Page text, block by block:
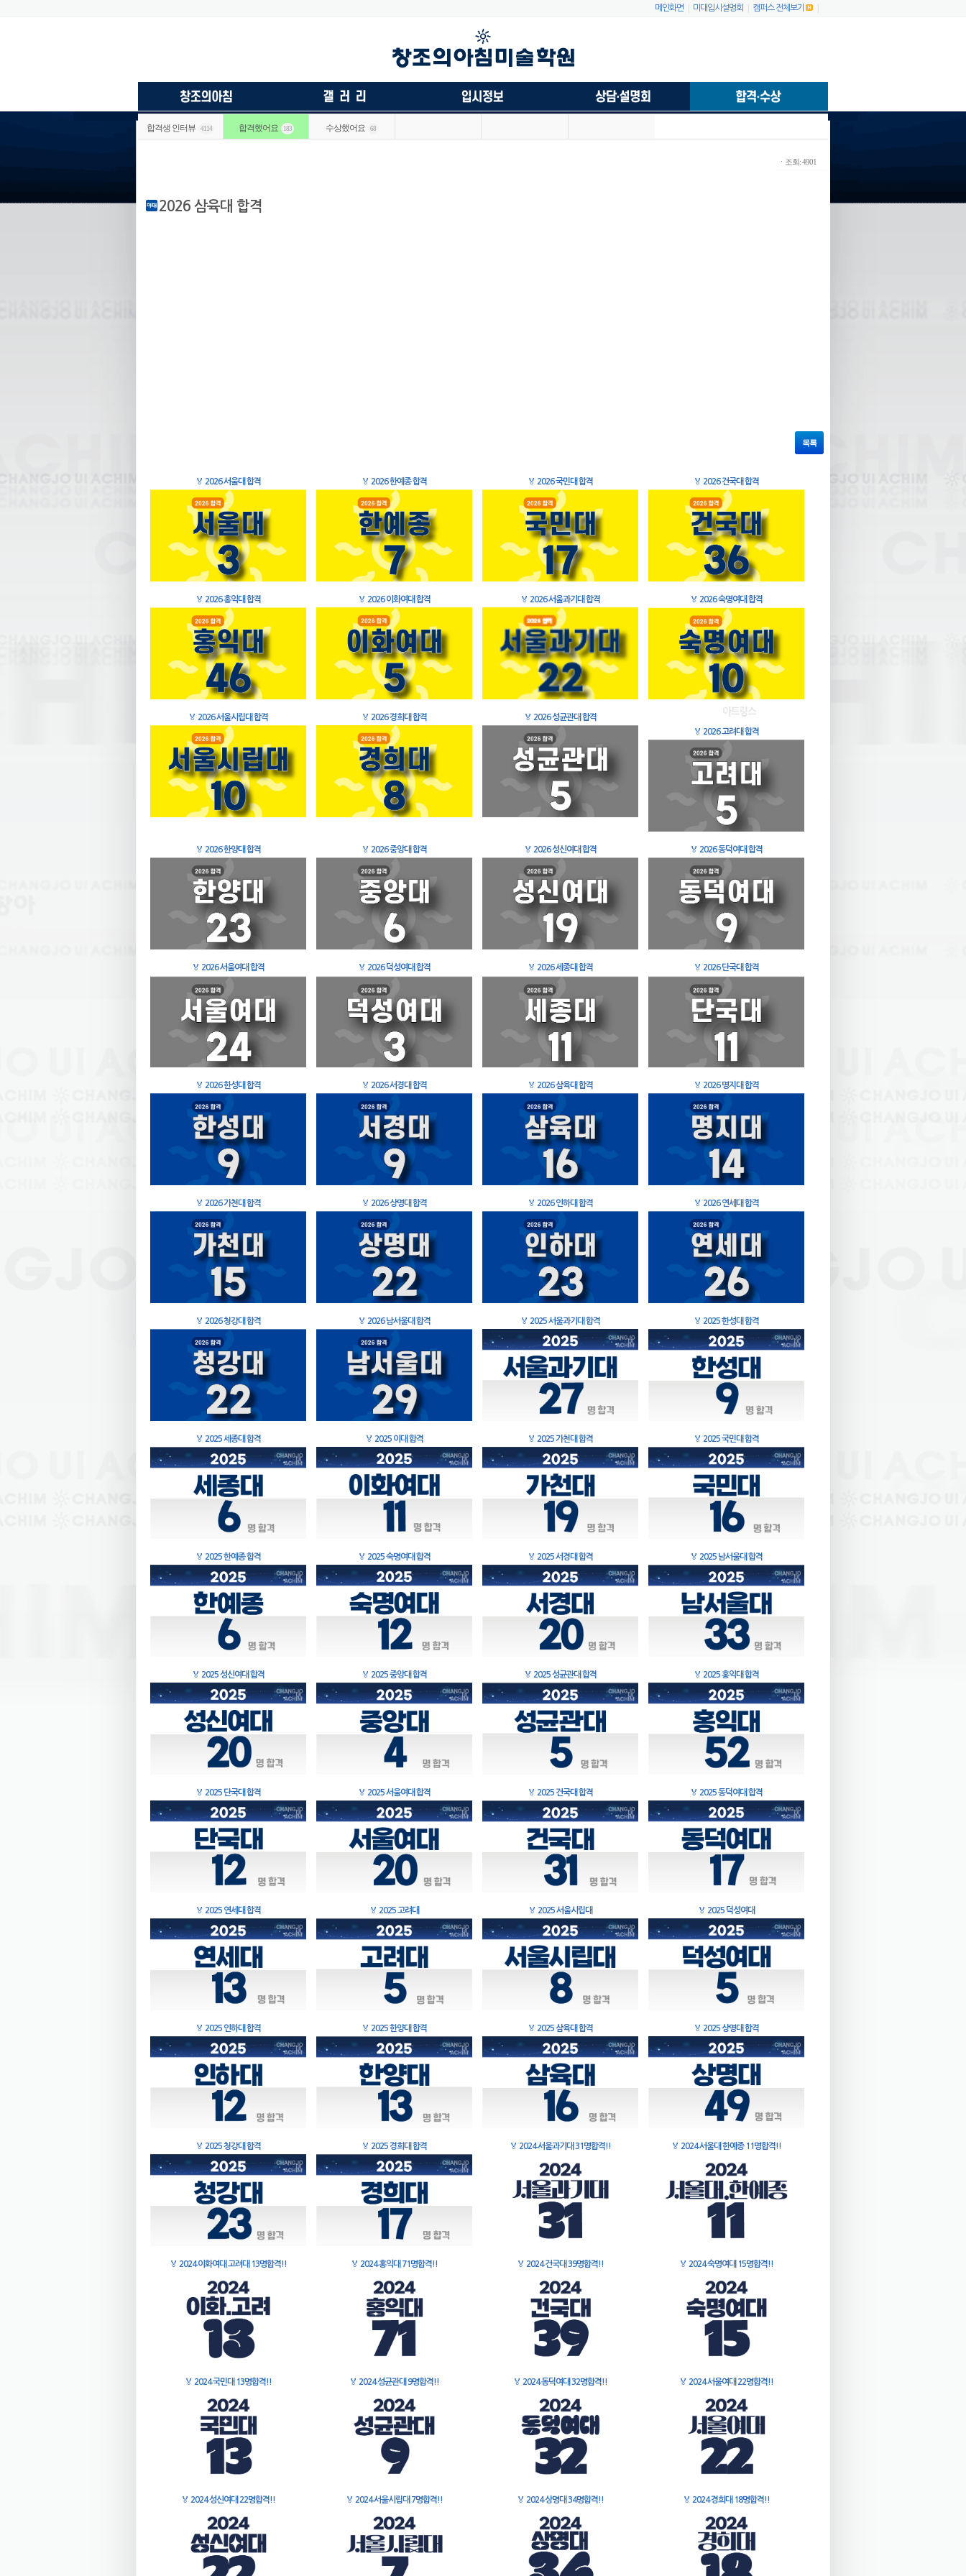
메인화면 미대입시설명회 캠퍼스 전체보기
합격생 인터뷰 4114 합격했어요 183 수상했어요 68
ㆍ조회: 4901
2026 삼육대 합격
목록
🏅 2026 서울대 합격 🏅 2026 한예종 합격 🏅 2026 국민대 합격 🏅 2026 건국대 합격
🏅 2026 홍익대 합격 🏅 2026 이화여대 합격 🏅 2026 서울과기대 합격 🏅 2026 숙명여대 합격
🏅 2026 서울시립대 합격 🏅 2026 경희대 합격 🏅 2026 성균관대 합격
🏅 2026 고려대 합격
🏅 2026 한양대 합격 🏅 2026 중앙대 합격 🏅 2026 성신여대 합격 🏅 2026 동덕여대 합격
🏅 2026 서울여대 합격 🏅 2026 덕성여대 합격 🏅 2026 세종대 합격 🏅 2026 단국대 합격
🏅 2026 한성대 합격 🏅 2026 서경대 합격 🏅 2026 삼육대 합격 🏅 2026 명지대 합격
🏅 2026 가천대 합격 🏅 2026 상명대 합격 🏅 2026 인하대 합격 🏅 2026 연세대 합격
🏅 2026 청강대 합격 🏅 2026 남서울대 합격 🏅 2025 서울과기대 합격 🏅 2025 한성대 합격
🏅 2025 세종대 합격 🏅 2025 이대 합격 🏅 2025 가천대 합격 🏅 2025 국민대 합격
🏅 2025 한예종 합격 🏅 2025 숙명여대 합격 🏅 2025 서경대 합격 🏅 2025 남서울대 합격
🏅 2025 성신여대 합격 🏅 2025 중앙대 합격 🏅 2025 성균관대 합격 🏅 2025 홍익대 합격
🏅 2025 단국대 합격 🏅 2025 서울여대 합격 🏅 2025 건국대 합격 🏅 2025 동덕여대 합격
🏅 2025 연세대 합격 🏅 2025 고려대 🏅 2025 서울시립대 🏅 2025 덕성여대
🏅 2025 인하대 합격 🏅 2025 한양대 합격 🏅 2025 삼육대 합격 🏅 2025 상명대 합격
🏅 2025 청강대 합격 🏅 2025 경희대 합격 🏅 2024 서울과기대 31명합격!! 🏅 2024 서울대 한예종 11명합격!!
🏅 2024 이화여대 고려대 13명합격!! 🏅 2024 홍익대 71명합격!! 🏅 2024 건국대 39명합격!! 🏅 2024 숙명여대 15명합격!!
🏅 2024 국민대 13명합격!! 🏅 2024 성균관대 9명합격!! 🏅 2024 동덕여대 32명합격!! 🏅 2024 서울여대 22명합격!!
🏅 2024 성신여대 22명합격!! 🏅 2024 서울시립대 7명합격!! 🏅 2024 상명대 34명합격!! 🏅 2024 경희대 18명합격!!